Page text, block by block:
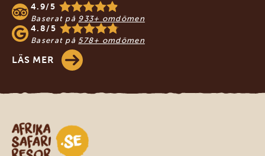
4.9/5
Baserat på 933+ omdömen
4.8/5
Baserat på 578+ omdömen
LÄS MER
Safari-resor i Afrika